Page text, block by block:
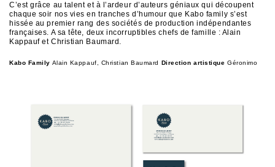
C’est grâce au talent et à l’ardeur d’auteurs géniaux qui découpent
chaque soir nos vies en tranches d’humour que Kabo family s’est
hissée au premier rang des sociétés de production indépendantes
françaises. A sa tête, deux incorruptibles chefs de famille : Alain
Kappauf et Christian Baumard.
Kabo Family Alain Kappauf, Christian Baumard Direction artistiqueGéronimo